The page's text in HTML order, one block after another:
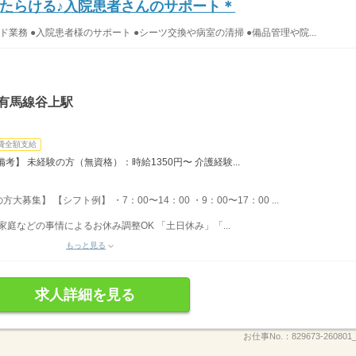
らける♪入院患者さんのサポート＊
業務 ●入院患者様のサポート ●シーツ交換や病室の清掃 ●備品管理や院...
馬線谷上駅
全額支給
】 未経験の方（無資格）：時給1350円〜 介護経験...
大募集】 【シフト例】 ・7：00〜14：00 ・9：00〜17：00 ...
庭などの事情によるお休み調整OK 「土日休み」「...
もっと見る
求人詳細を見る
お仕事No.： 829673-